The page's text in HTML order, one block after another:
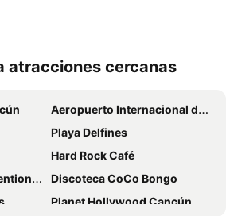
atracciones cercanas
Aeropuerto Internacional de Cancún
Playa Delfines
Hard Rock Café
Discoteca CoCo Bongo
Planet Hollywood Cancún